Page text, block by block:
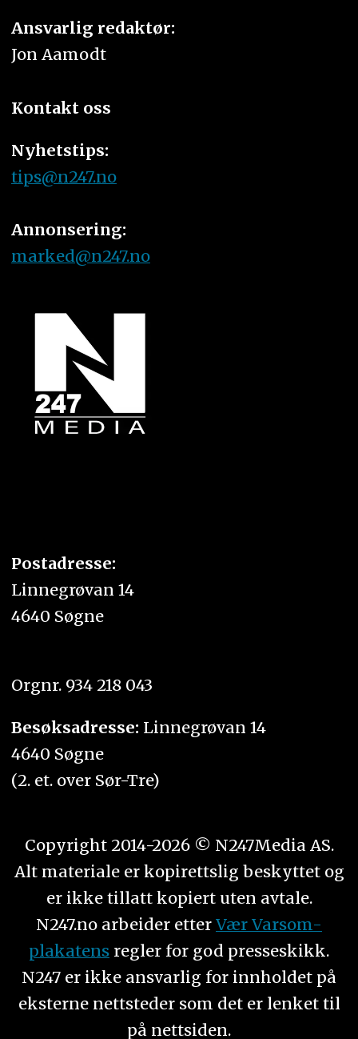
Ansvarlig redaktør:
Jon Aamodt
Kontakt oss
Nyhetstips:
tips@n247.no
Annonsering:
marked@n247.no
Postadresse:
Linnegrøvan 14
4640 Søgne
Orgnr. 934 218 043
Besøksadresse: Linnegrøvan 14
4640 Søgne
(2. et. over Sør-Tre)
Copyright 2014-2026 © N247Media AS.
Alt materiale er kopirettslig beskyttet og
er ikke tillatt kopiert uten avtale.
N247.no arbeider etter Vær Varsom-
plakatens regler for god presseskikk.
N247 er ikke ansvarlig for innholdet på
eksterne nettsteder som det er lenket til
på nettsiden.